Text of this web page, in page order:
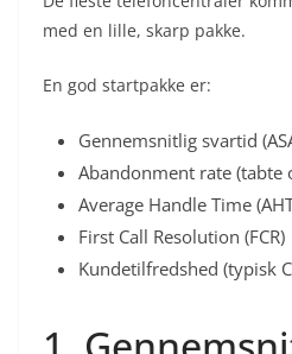
med en lille, skarp pakke.
En god startpakke er:
Gennemsnitlig svartid
Abandonment rate (tabte
Average Handle Time
First Call Resolution (FCR)
Kundetilfredshed (typisk